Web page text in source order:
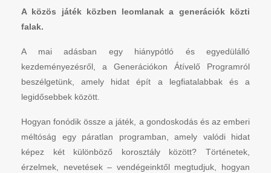
A közös játék közben leomlanak a generációk közti
falak.
A mai adásban egy hiánypótló és egyedülálló
kezdeményezésről, a Generációkon Átívelő Programról
beszélgetünk, amely hidat épít a legfiatalabbak és a
legidősebbek között.
Hogyan fonódik össze a játék, a gondoskodás és az emberi
méltóság egy páratlan programban, amely valódi hidat
képez két különböző korosztály között? Történetek,
érzelmek, nevetések – vendégeinktől megtudjuk, hogyan